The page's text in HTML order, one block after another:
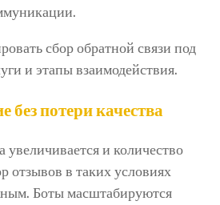
сбор обратной связи под
и этапы взаимодействия.
потери качества
увеличивается и количество
отзывов в таких условиях
Боты масштабируются